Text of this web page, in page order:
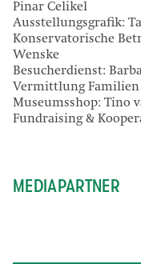
Pinar Celikel
Ausstellungsgrafik:
Konservatorische
Wenske
Besucherdienst:
Vermittlung Familien
Museumsshop: Tino
Fundraising &
MEDIAPARTNER